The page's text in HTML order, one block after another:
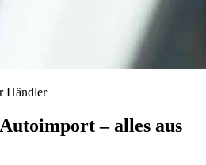
Händler
– alles aus